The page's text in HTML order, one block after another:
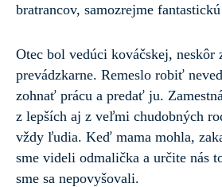
bratrancov, samozrejme
Otec bol vedúci kováčskej, neskôr
prevádzkarne. Remeslo robiť
zohnať prácu a predať ju.
z lepších aj z veľmi chudobných
vždy ľudia. Keď mama mohla,
sme videli odmalička a určite nás
sme sa nepovyšovali.